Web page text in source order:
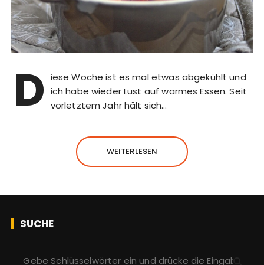
D iese Woche ist es mal etwas abgekühlt und
ich habe wieder Lust auf warmes Essen. Seit
vorletztem Jahr hält sich…
WEITERLESEN
SUCHE